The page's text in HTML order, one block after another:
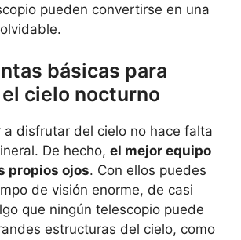
pueden convertirse en una
básicas para
cielo nocturno
a disfrutar del cielo no hace falta
De hecho, el mejor equipo
propios ojos. Con ellos puedes
de visión enorme, de casi
que ningún telescopio puede
estructuras del cielo, como